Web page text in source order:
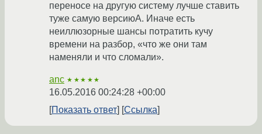
переносе на другую систему лучше ставить
туже самую версиюА. Иначе есть
неиллюзорные шансы потратить кучу
времени на разбор, «что же они там
наменяли и что сломали».
anc ★★★★★
16.05.2016 00:24:28 +00:00
Показать ответ
Ссылка